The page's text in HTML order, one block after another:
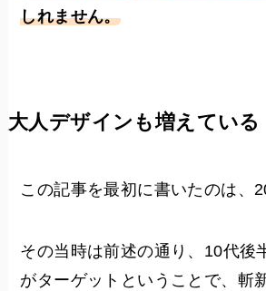
しれません。
大人デザインも増えている
この記事を最初に書いたのは、
その当時は前述の通り、10代後
がターゲットということで、斬